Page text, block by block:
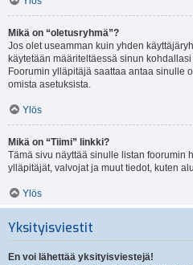
Mikä on “oletusryhmä”?
Jos olet useamman kuin yhden
käytetään määriteltäessä sinun
Foorumin ylläpitäjä saattaa antaa sinulle
omista asetuksista.
Ylös
Mikä on “Tiimi” linkki?
Tämä sivu näyttää sinulle listan foorumin
ylläpitäjät, valvojat ja muut tiedot, kuten
Ylös
Yksityisviestit
En voi lähettää yksityisviestejä!